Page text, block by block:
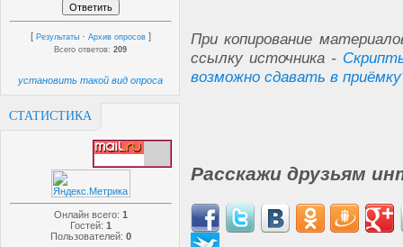
[ Результаты · Архив опросов ]
Всего ответов:209
установить такой вид опроса
СТАТИСТИКА
Онлайн всего: 1
Гостей: 1
Пользователей: 0
При копирование
ссылку источника -
возможно сдавать в
Расскажи друзьям